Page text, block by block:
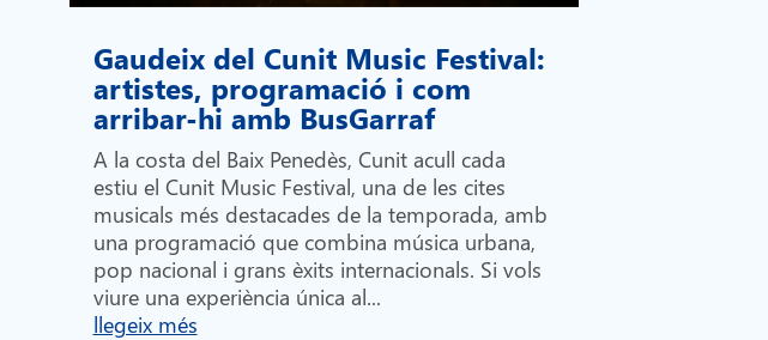
Gaudeix del Cunit Music Festival:
artistes, programació i com
arribar-hi amb BusGarraf
A la costa del Baix Penedès, Cunit acull cada
estiu el Cunit Music Festival, una de les cites
musicals més destacades de la temporada, amb
una programació que combina música urbana,
pop nacional i grans èxits internacionals. Si vols
viure una experiència única al...
llegeix més